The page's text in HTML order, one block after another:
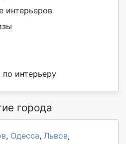
интерьеров
интерьеру
города
, Одесса, Львов,